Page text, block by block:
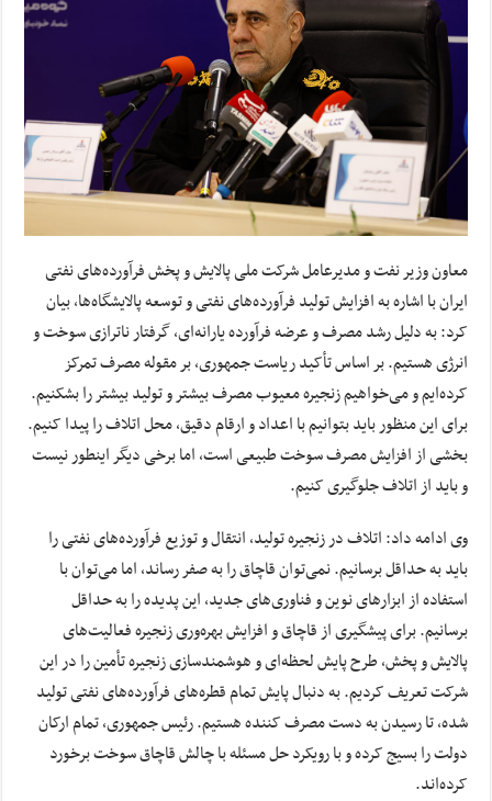
معاون وزیر نفت و مدیرعامل شرکت ملی پالایش و پخش فرآورده‌های نفتی
ایران با اشاره به افزایش تولید فرآورده‌های نفتی و توسعه پالایشگاه‌ها، بیان
کرد: به دلیل رشد مصرف و عرضه فرآورده یارانه‌ای، گرفتار ناترازی سوخت و
انرژی هستیم. بر اساس تأکید ریاست جمهوری، بر مقوله مصرف تمرکز
کرده‌ایم و می‌خواهیم زنجیره معیوب مصرف بیشتر و تولید بیشتر را بشکنیم.
برای این منظور باید بتوانیم با اعداد و ارقام دقیق، محل اتلاف را پیدا کنیم.
بخشی از افزایش مصرف سوخت طبیعی است، اما برخی دیگر اینطور نیست
و باید از اتلاف جلوگیری کنیم.
وی ادامه داد: اتلاف در زنجیره تولید، انتقال و توزیع فرآورده‌های نفتی را
باید به حداقل برسانیم. نمی‌توان قاچاق را به صفر رساند، اما می‌توان با
استفاده از ابزارهای نوین و فناوری‌های جدید، این پدیده را به حداقل
برسانیم. برای پیشگیری از قاچاق و افزایش بهره‌وری زنجیره فعالیت‌های
پالایش و پخش، طرح پایش لحظه‌ای و هوشمندسازی زنجیره تأمین را در این
شرکت تعریف کردیم. به دنبال پایش تمام قطره‌های فرآورده‌های نفتی تولید
شده، تا رسیدن به دست مصرف کننده هستیم. رئیس جمهوری، تمام ارکان
دولت را بسیج کرده و با رویکرد حل مسئله با چالش قاچاق سوخت برخورد
کرده‌اند.